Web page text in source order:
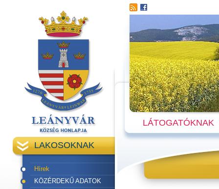
LAKOSOKNAK
Hírek
KÖZÉRDEKŰ ADATOK
LÁTOGATÓKNAK